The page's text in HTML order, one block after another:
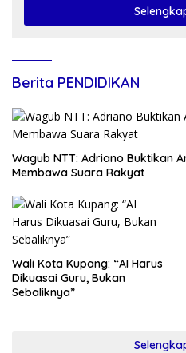
Berita PENDIDIKAN
Wagub NTT: Adriano Buktikan
Membawa Suara Rakyat
Wali Kota Kupang: “AI Harus
Dikuasai Guru, Bukan
Sebaliknya”